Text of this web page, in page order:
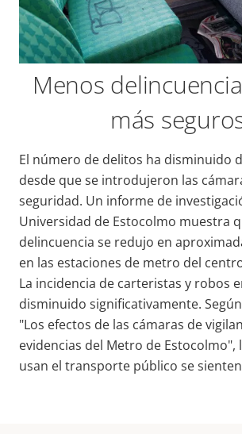
Menos
más
El número de delitos ha disminuido
desde que se introdujeron las
seguridad. Un informe de
Universidad de Estocolmo muestra
delincuencia se redujo en
en las estaciones de metro del
La incidencia de carteristas y robos
disminuido significativamente.
"Los efectos de las cámaras de
evidencias del Metro de Estocolmo",
usan el transporte público se